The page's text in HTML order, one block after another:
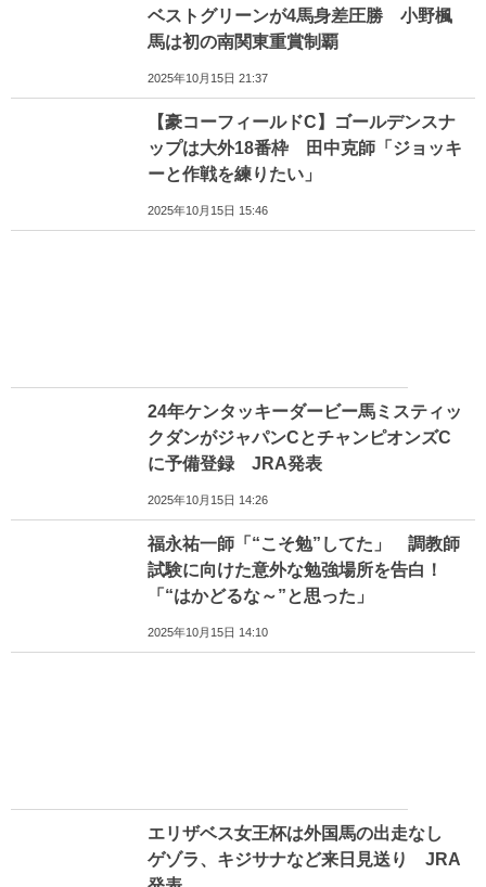
ベストグリーンが4馬身差圧勝 小野楓
馬は初の南関東重賞制覇
2025年10月15日 21:37
【豪コーフィールドC】ゴールデンスナ
ップは大外18番枠 田中克師「ジョッキ
ーと作戦を練りたい」
2025年10月15日 15:46
24年ケンタッキーダービー馬ミスティッ
クダンがジャパンCとチャンピオンズC
に予備登録 JRA発表
2025年10月15日 14:26
福永祐一師「“こそ勉”してた」 調教師
試験に向けた意外な勉強場所を告白！
「“はかどるな～”と思った」
2025年10月15日 14:10
エリザベス女王杯は外国馬の出走なし
ゲゾラ、キジサナなど来日見送り JRA